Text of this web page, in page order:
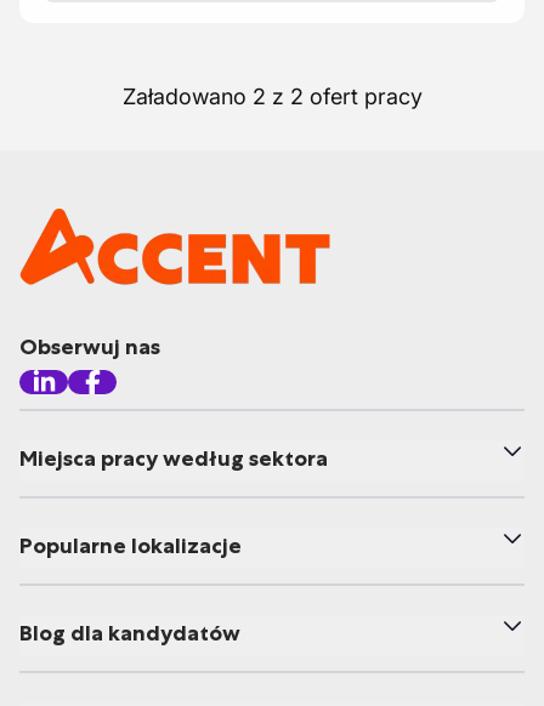
Załadowano 2 z 2 ofert pracy
Obserwuj nas
Miejsca pracy według sektora
Popularne lokalizacje
Blog dla kandydatów